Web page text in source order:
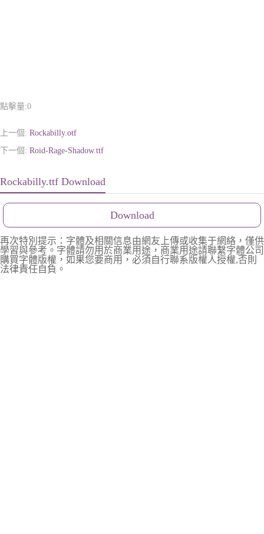
點擊量:0
上一個: Rockabilly.otf
下一個: Roid-Rage-Shadow.ttf
Rockabilly.ttf Download
Download
再次特別提示：字體及相關信息由網友上傳或收集于網絡，僅供
學習與參考。字體請勿用於商業用途，商業用途請聯繫字體公司
購買字體版權，如果您要商用，必須自行聯系版權人授權,否則
法律責任自負。